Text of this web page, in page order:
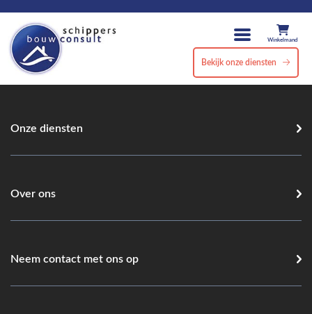
Winkelmand
Bekijk onze diensten
Onze diensten
Over ons
Neem contact met ons op